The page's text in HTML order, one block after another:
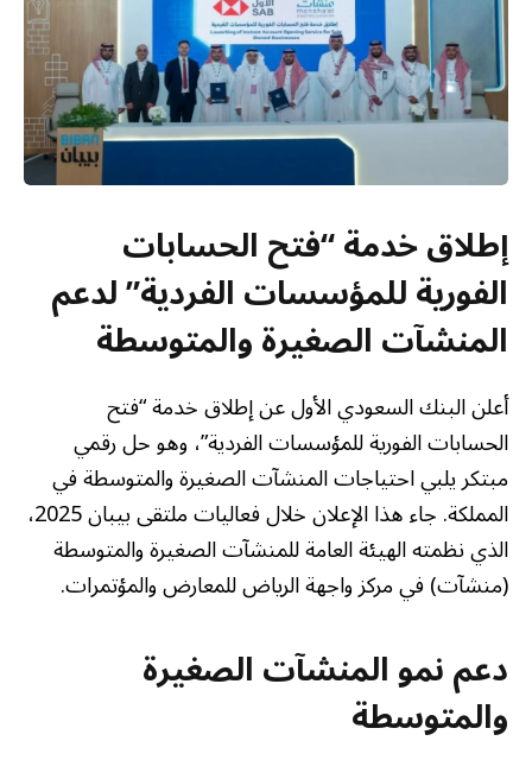
إطلاق خدمة “فتح الحسابات
الفورية للمؤسسات الفردية” لدعم
المنشآت الصغيرة والمتوسطة
أعلن البنك السعودي الأول عن إطلاق خدمة “فتح
الحسابات الفورية للمؤسسات الفردية”، وهو حل رقمي
مبتكر يلبي احتياجات المنشآت الصغيرة والمتوسطة في
المملكة. جاء هذا الإعلان خلال فعاليات ملتقى بيبان 2025،
الذي نظمته الهيئة العامة للمنشآت الصغيرة والمتوسطة
(منشآت) في مركز واجهة الرياض للمعارض والمؤتمرات.
دعم نمو المنشآت الصغيرة
والمتوسطة